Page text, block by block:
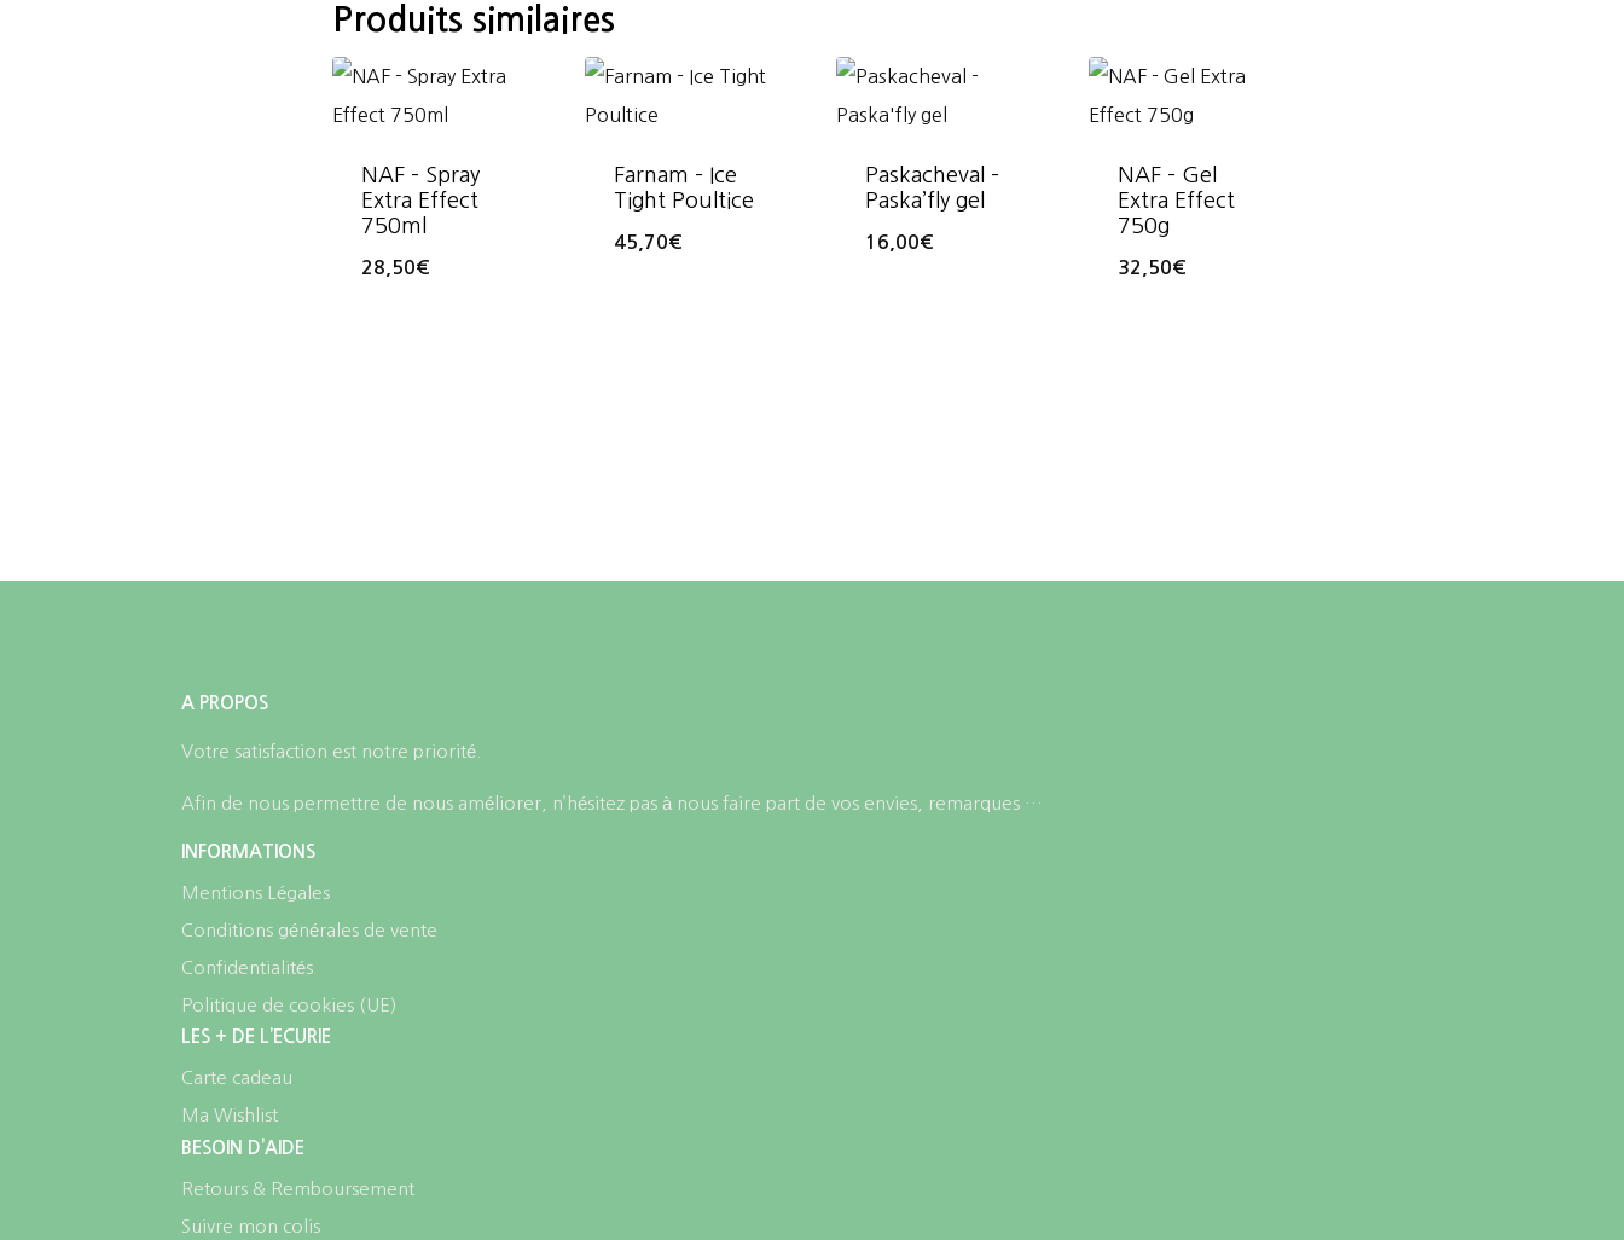
Produits similaires
NAF – Spray
Extra Effect
750ml
28,50€
Farnam – Ice
Tight Poultice
45,70€
Paskacheval –
Paska’fly gel
16,00€
NAF – Gel
Extra Effect
750g
32,50€
A PROPOS
Votre satisfaction est notre priorité.
Afin de nous permettre de nous améliorer, n’hésitez pas à nous faire part de vos envies, remarques …
INFORMATIONS
Mentions Légales
Conditions générales de vente
Confidentialités
Politique de cookies (UE)
LES + DE L’ECURIE
Carte cadeau
Ma Wishlist
BESOIN D’AIDE
Retours & Remboursement
Suivre mon colis